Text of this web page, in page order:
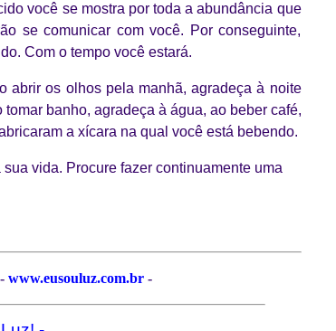
você se mostra por toda a abundância que
se comunicar com você. Por conseguinte,
Com o tempo você estará.
abrir os olhos pela manhã, agradeça à noite
banho, agradeça à água, ao beber café,
a xícara na qual você está bebendo.
vida. Procure fazer continuamente uma
www.eusouluz.com.br -